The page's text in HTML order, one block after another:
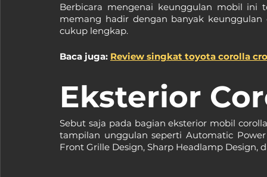
Berbicara mengenai keunggulan mobil ini
memang hadir dengan banyak
cukup lengkap.
Baca juga: Review singkat toyota corolla
Eksterior
Sebut saja pada bagian eksterior mobil
tampilan unggulan seperti Automatic
Front Grille Design, Sharp Headlamp Design,